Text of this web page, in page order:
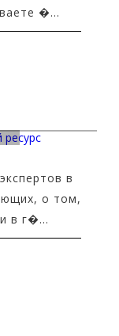
�...
в
о том,
в г�...